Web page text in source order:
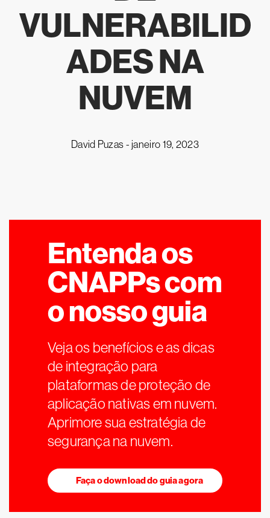
VULNERABILID
ADES NA
NUVEM
David Puzas - janeiro 19, 2023
Entenda os
CNAPPs com
o nosso guia
Veja os benefícios e as dicas
de integração para
plataformas de proteção de
aplicação nativas em nuvem.
Aprimore sua estratégia de
segurança na nuvem.
Faça o download do guia agora